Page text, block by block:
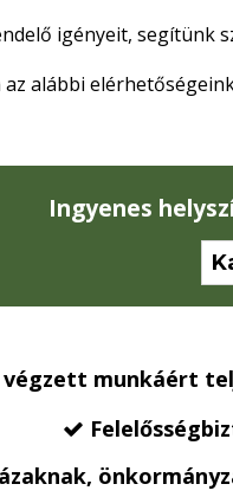
igényeit, segítünk
alábbi
Ingyenes
munkáért
